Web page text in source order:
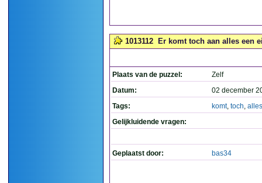
1013112 Er komt toch aan alles een
Plaats van de puzzel:
Zelf
Datum:
02 december
Tags:
komt, toch, alles
Gelijkluidende vragen:
Geplaatst door: bas34